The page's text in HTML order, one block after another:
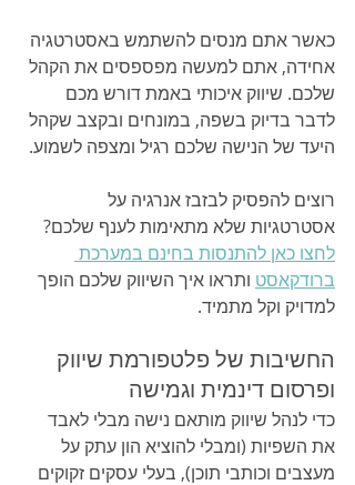
כאשר אתם מנסים להשתמש באסטרטגיה
אחידה, אתם למעשה מפספסים את הקהל
שלכם. שיווק איכותי באמת דורש מכם
לדבר בדיוק בשפה, במונחים ובקצב שקהל
היעד של הנישה שלכם רגיל ומצפה לשמוע.
רוצים להפסיק לבזבז אנרגיה על
אסטרטגיות שלא מתאימות לענף שלכם?
לחצו כאן להתנסות בחינם במערכת
ברודקאסט ותראו איך השיווק שלכם הופך
למדויק וקל מתמיד.
החשיבות של פלטפורמת שיווק
ופרסום דינמית וגמישה
כדי לנהל שיווק מותאם נישה מבלי לאבד
את השפיות (ומבלי להוציא הון עתק על
מעצבים וכותבי תוכן), בעלי עסקים זקוקים